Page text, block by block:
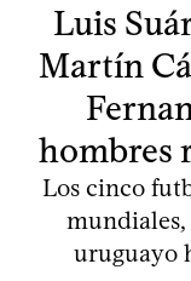
Luis
Martín
hombres
Los cinco
uruguayo